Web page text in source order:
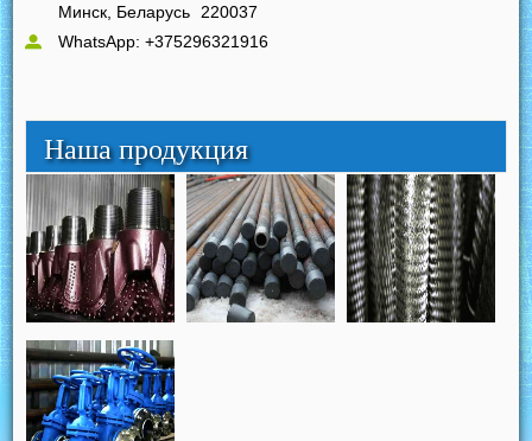
Минск, Беларусь 220037
WhatsApp: +375296321916
Наша продукция